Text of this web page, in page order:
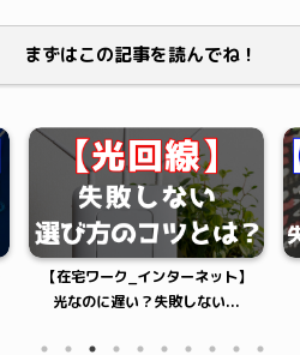
まずはこの記事を読んでね！
【在宅ワーク_インターネット】
光なのに遅い？失敗しない...